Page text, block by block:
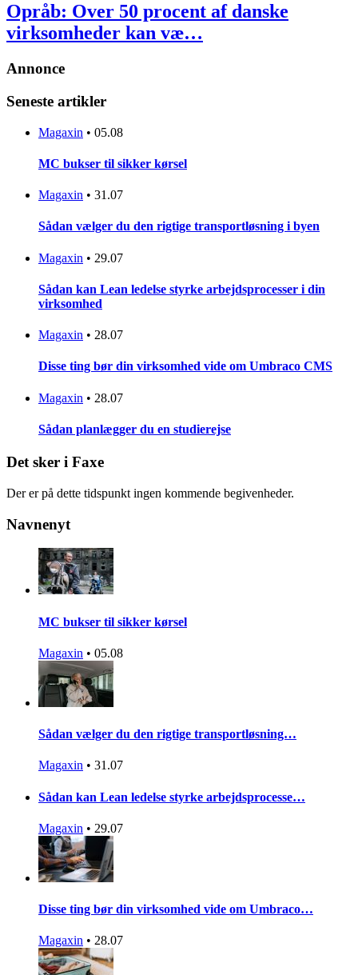
Opråb: Over 50 procent af danske
virksomheder kan væ…
Annonce
Seneste artikler
Magaxin • 05.08
MC bukser til sikker kørsel
Magaxin • 31.07
Sådan vælger du den rigtige transportløsning i byen
Magaxin • 29.07
Sådan kan Lean ledelse styrke arbejdsprocesser i din
virksomhed
Magaxin • 28.07
Disse ting bør din virksomhed vide om Umbraco CMS
Magaxin • 28.07
Sådan planlægger du en studierejse
Det sker i Faxe
Der er på dette tidspunkt ingen kommende begivenheder.
Navnenyt
MC bukser til sikker kørsel
Magaxin • 05.08
Sådan vælger du den rigtige transportløsning…
Magaxin • 31.07
Sådan kan Lean ledelse styrke arbejdsprocesse…
Magaxin • 29.07
Disse ting bør din virksomhed vide om Umbraco…
Magaxin • 28.07